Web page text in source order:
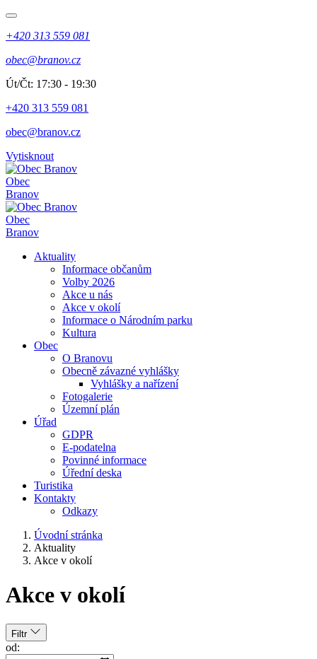
+420 313 559 081
obec@branov.cz
Út/Čt: 17:30 - 19:30
+420 313 559 081
obec@branov.cz
Vytisknout
Obec
Branov
Obec
Branov
Aktuality
Informace občanům
Volby 2026
Akce u nás
Akce v okolí
Informace o Národním parku
Kultura
Obec
O Branovu
Obecně závazné vyhlášky
Vyhlášky a nařízení
Fotogalerie
Územní plán
Úřad
GDPR
E-podatelna
Povinné informace
Úřední deska
Turistika
Kontakty
Odkazy
Úvodní stránka
Aktuality
Akce v okolí
Akce v okolí
Filtr
od: